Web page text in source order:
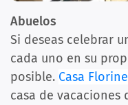
Abuelos
Si deseas celebrar
cada uno en su
posible. Casa Florine
casa de vacaciones